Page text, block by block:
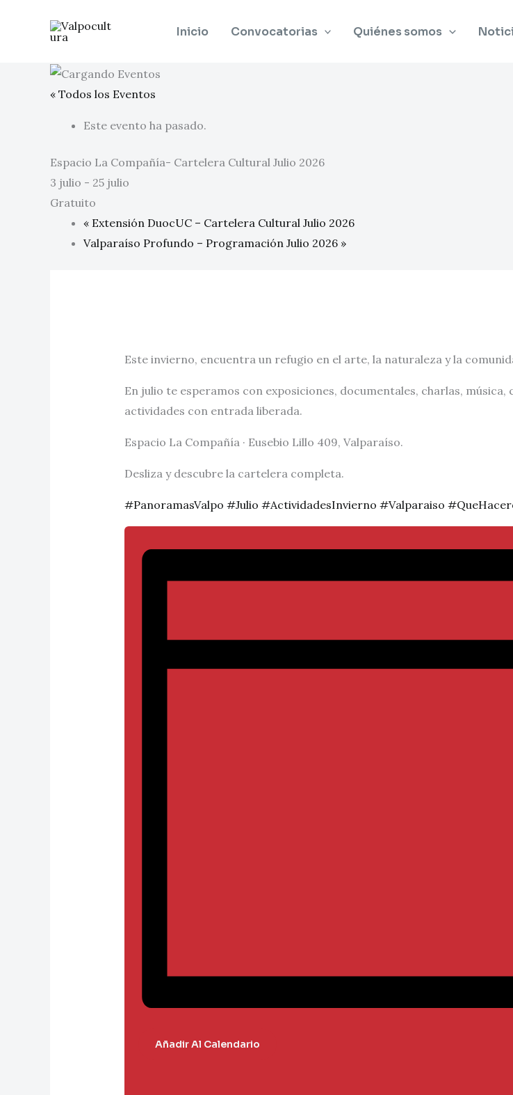
Inicio Convocatorias Quiénes somos
« Todos los Eventos
Este evento ha pasado.
Espacio La Compañía- Cartelera Cultural Julio 2026
3 julio - 25 julio
Gratuito
« Extensión DuocUC – Cartelera Cultural Julio 2026
Valparaíso Profundo – Programación Julio 2026 »
Este invierno, encuentra un refugio en el arte, la naturaleza y la
En julio te esperamos con exposiciones, documentales, charlas,
actividades con entrada liberada.
Espacio La Compañía · Eusebio Lillo 409, Valparaíso.
Desliza y descubre la cartelera completa.
#PanoramasValpo #Julio #ActividadesInvierno #Valparaiso
Añadir Al Calendario